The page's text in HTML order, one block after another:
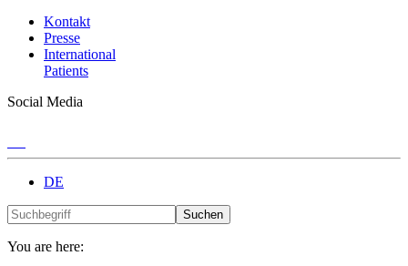
Kontakt
Presse
International
Patients
Social Media
DE
Suchen
You are here: